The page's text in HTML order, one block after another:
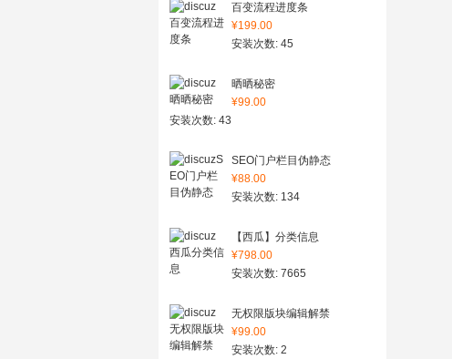
百变流程进度条
¥199.00
安装次数: 45
晒晒秘密
¥99.00
安装次数: 43
SEO门户栏目伪静态
¥88.00
安装次数: 134
【西瓜】分类信息
¥798.00
安装次数: 7665
无权限版块编辑解禁
¥99.00
安装次数: 2